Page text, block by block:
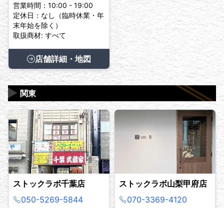
営業時間：10:00 - 19:00
定休日：なし（臨時休業・年
末年始を除く）
取扱商材: すべて
店舗詳細・地図
関東
▶
ストックラボ千葉店
050-5269-5844
ストックラボ山梨甲府店
070-3369-4120